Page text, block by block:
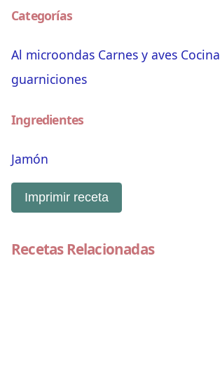
Categorías
Al microondas Carnes y aves Cocina
guarniciones
Ingredientes
Jamón
Imprimir receta
Recetas Relacionadas